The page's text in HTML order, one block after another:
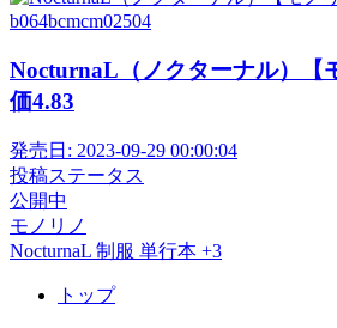
b064bcmcm02504
NocturnaL（ノクターナル）【
価4.83
発売日: 2023-09-29 00:00:04
投稿ステータス
公開中
モノリノ
NocturnaL 制服 単行本 +3
トップ